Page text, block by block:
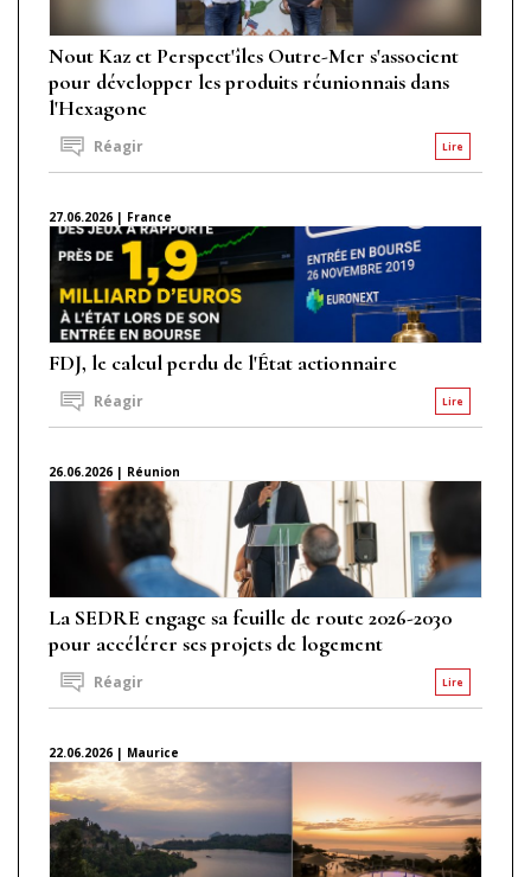
Nout Kaz et Perspect'îles Outre-Mer s'associent
pour développer les produits réunionnais dans
l'Hexagone
Lire
Réagir
27.06.2026 | France
FDJ, le calcul perdu de l'État actionnaire
Lire
Réagir
26.06.2026 | Réunion
La SEDRE engage sa feuille de route 2026-2030
pour accélérer ses projets de logement
Lire
Réagir
22.06.2026 | Maurice